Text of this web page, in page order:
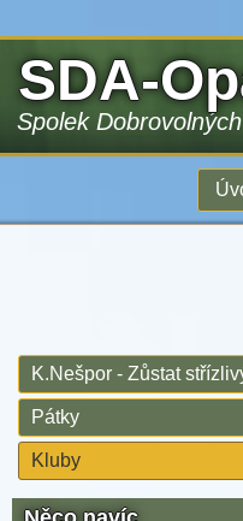
SDA-
Spolek
K.Nešpor - Zůstat
Pátky
Kluby